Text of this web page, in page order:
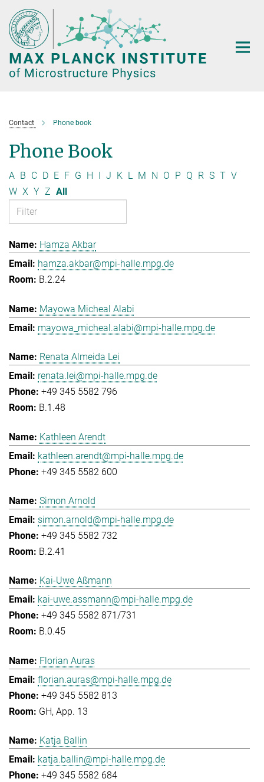
Main-
Content
Contact Phone book
Phone Book
A B C D E F G H I J K L M N O P Q R S T V
W X Y Z All
Hamza Akbar
hamza.akbar@mpi-halle.mpg.de
B.2.24
Mayowa Micheal Alabi
mayowa_micheal.alabi@mpi-halle.mpg.de
Renata Almeida Lei
renata.lei@mpi-halle.mpg.de
+49 345 5582 796
B.1.48
Kathleen Arendt
kathleen.arendt@mpi-halle.mpg.de
+49 345 5582 600
Simon Arnold
simon.arnold@mpi-halle.mpg.de
+49 345 5582 732
B.2.41
Kai-Uwe Aßmann
kai-uwe.assmann@mpi-halle.mpg.de
+49 345 5582 871/731
B.0.45
Florian Auras
florian.auras@mpi-halle.mpg.de
+49 345 5582 813
GH, App. 13
Katja Ballin
katja.ballin@mpi-halle.mpg.de
+49 345 5582 684